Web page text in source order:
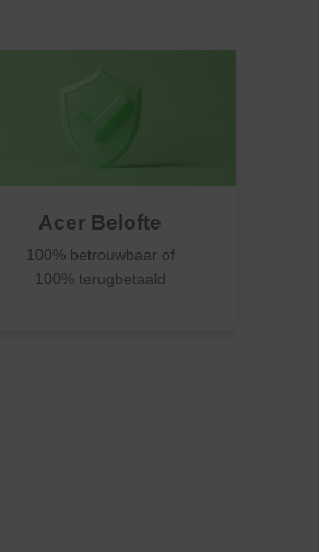
Acer Belofte
100% betrouwbaar of
100% terugbetaald